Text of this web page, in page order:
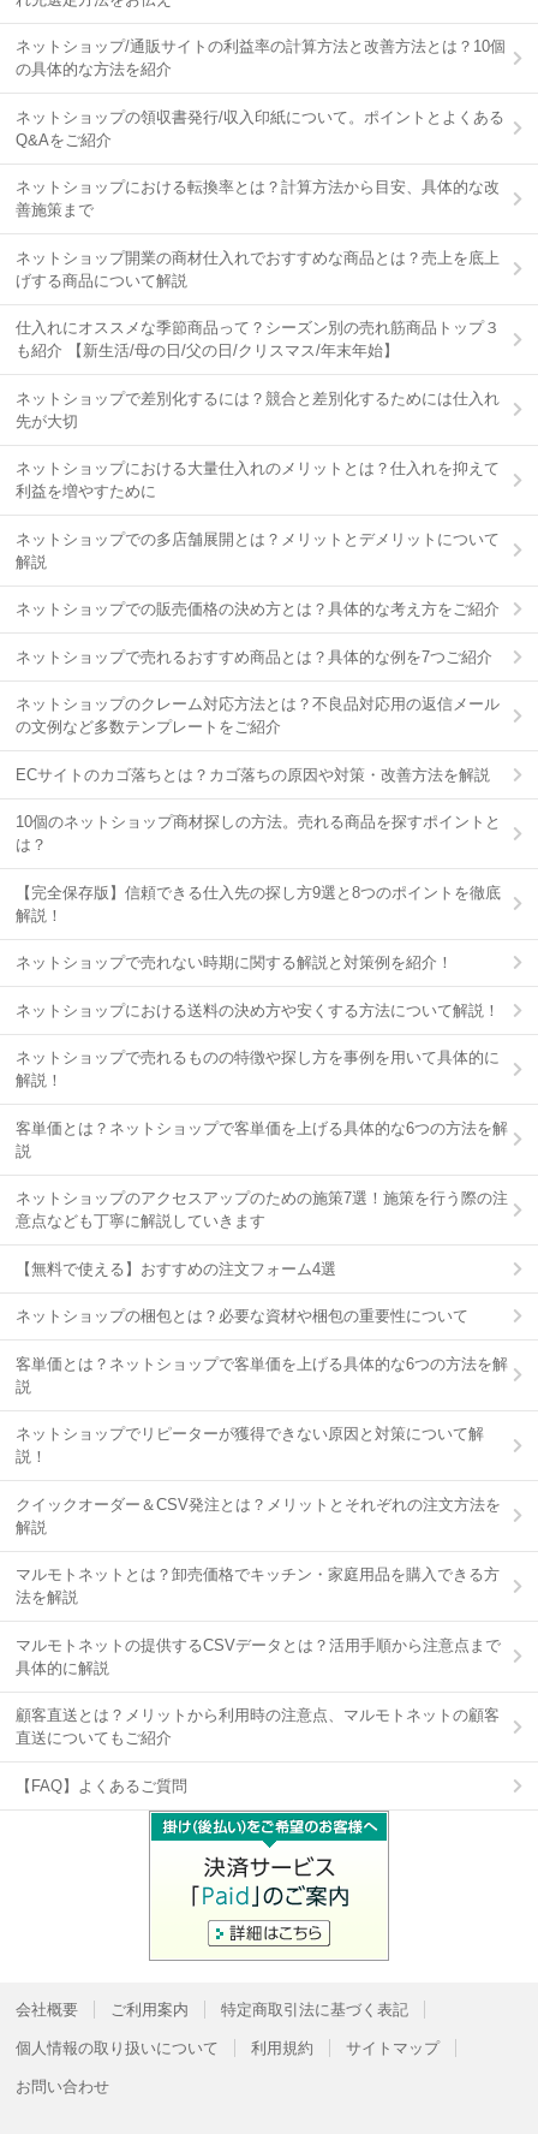
ネットショップ/通販サイトの利益率の計算方法と改善方法とは？10個
の具体的な方法を紹介
ネットショップの領収書発行/収入印紙について。ポイントとよくある
Q&Aをご紹介
ネットショップにおける転換率とは？計算方法から目安、具体的な改
善施策まで
ネットショップ開業の商材仕入れでおすすめな商品とは？売上を底上
げする商品について解説
仕入れにオススメな季節商品って？シーズン別の売れ筋商品トップ３
も紹介 【新生活/母の日/父の日/クリスマス/年末年始】
ネットショップで差別化するには？競合と差別化するためには仕入れ
先が大切
ネットショップにおける大量仕入れのメリットとは？仕入れを抑えて
利益を増やすために
ネットショップでの多店舗展開とは？メリットとデメリットについて
解説
ネットショップでの販売価格の決め方とは？具体的な考え方をご紹介
ネットショップで売れるおすすめ商品とは？具体的な例を7つご紹介
ネットショップのクレーム対応方法とは？不良品対応用の返信メール
の文例など多数テンプレートをご紹介
ECサイトのカゴ落ちとは？カゴ落ちの原因や対策・改善方法を解説
10個のネットショップ商材探しの方法。売れる商品を探すポイントと
は？
【完全保存版】信頼できる仕入先の探し方9選と8つのポイントを徹底
解説！
ネットショップで売れない時期に関する解説と対策例を紹介！
ネットショップにおける送料の決め方や安くする方法について解説！
ネットショップで売れるものの特徴や探し方を事例を用いて具体的に
解説！
客単価とは？ネットショップで客単価を上げる具体的な6つの方法を解
説
ネットショップのアクセスアップのための施策7選！施策を行う際の注
意点なども丁寧に解説していきます
【無料で使える】おすすめの注文フォーム4選
ネットショップの梱包とは？必要な資材や梱包の重要性について
客単価とは？ネットショップで客単価を上げる具体的な6つの方法を解
説
ネットショップでリピーターが獲得できない原因と対策について解
説！
クイックオーダー＆CSV発注とは？メリットとそれぞれの注文方法を
解説
マルモトネットとは？卸売価格でキッチン・家庭用品を購入できる方
法を解説
マルモトネットの提供するCSVデータとは？活用手順から注意点まで
具体的に解説
顧客直送とは？メリットから利用時の注意点、マルモトネットの顧客
直送についてもご紹介
【FAQ】よくあるご質問
会社概要 ご利用案内 特定商取引法に基づく表記
個人情報の取り扱いについて 利用規約 サイトマップ
お問い合わせ